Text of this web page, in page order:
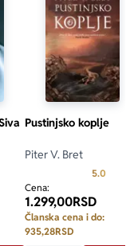
ocena je 4.6 od 5
Pustinjsko koplje
Piter V. Bret
5.0
Cena:
1.299,00RSD
Članska cena i do:
935,28RSD